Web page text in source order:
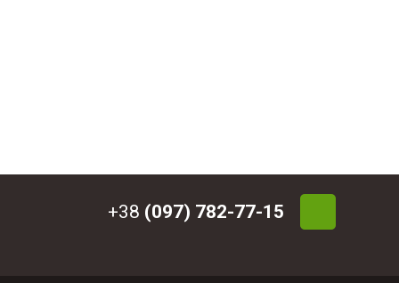
+38 (097) 782-77-15